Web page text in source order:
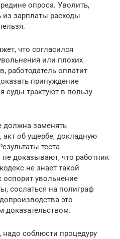
опроса. Уволить,
зарплаты расходы
что согласился
или плохих
работодатель оплатит
принуждение
трактуют в пользу
должна заменять
об ущербе, докладную
теста
доказывают, что работник
не знает такой
оспорит увольнение
сослаться на полиграф
это
доказательством.
соблюсти процедуру